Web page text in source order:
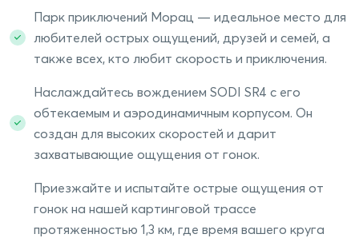
Парк приключений Морац — идеальное место для
любителей острых ощущений, друзей и семей, а
также всех, кто любит скорость и приключения.
Наслаждайтесь вождением SODI SR4 с его
обтекаемым и аэродинамичным корпусом. Он
создан для высоких скоростей и дарит
захватывающие ощущения от гонок.
Приезжайте и испытайте острые ощущения от
гонок на нашей картинговой трассе
протяженностью 1,3 км, где время вашего круга